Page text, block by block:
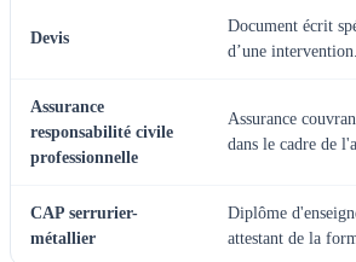
Devis
Document écrit
d’une intervention.
Assurance
responsabilité civile
professionnelle
Assurance
dans le cadre de
CAP serrurier-
métallier
Diplôme
attestant de la